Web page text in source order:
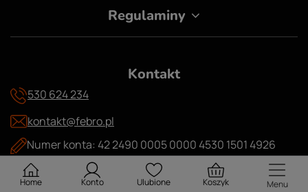
Regulaminy
Kontakt
530 624 234
kontakt@febro.pl
Numer konta: 42 2490 0005 0000 4530 1501 4926
Skwer Obrońców Helu 4/2 51-138 Wrocław
Home Konto Ulubione Koszyk Menu